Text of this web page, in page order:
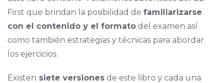
First que brindan la posibilidad de familiarizarse
con el contenido y el formatodel examen así
como también estrategias y técnicas para abordar
los ejercicios.
Existen siete versionesde este libro y cada una